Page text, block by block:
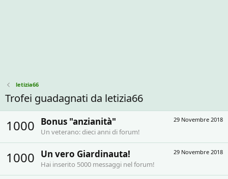
letizia66
Trofei guadagnati da letizia66
1000 29 Novembre 2018
Bonus "anzianità"
Un veterano: dieci anni di forum!
1000 29 Novembre 2018
Un vero Giardinauta!
Hai inserito 5000 messaggi nel forum!